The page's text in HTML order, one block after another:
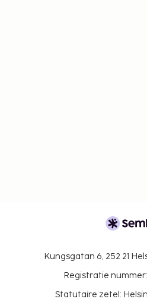
Kungsgatan 6, 252 21
Registratie
Statutaire zetel: